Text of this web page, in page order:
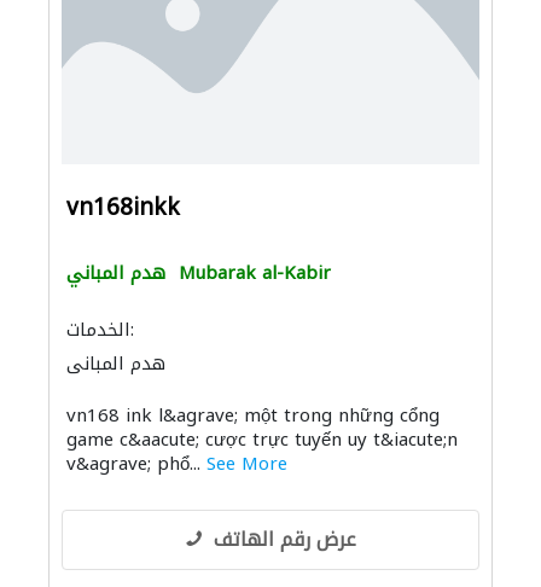
vn168inkk
هدم المباني Mubarak al-Kabir
الخدمات:
هدم المباني
vn168 ink l&agrave; một trong những cổng
game c&aacute; cược trực tuyến uy t&iacute;n
v&agrave; phổ... See More
عرض رقم الهاتف